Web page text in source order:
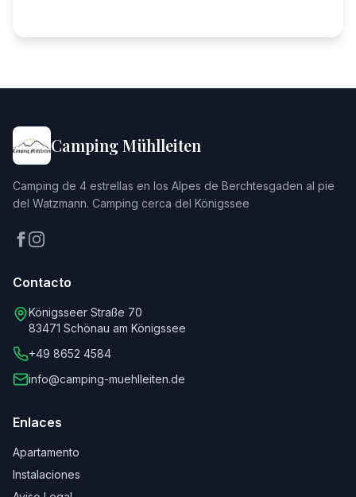
Camping Mühlleiten
Camping de 4 estrellas en los Alpes de Berchtesgaden al pie
del Watzmann. Camping cerca del Königssee
Contacto
Königsseer Straße 70
83471 Schönau am Königssee
+49 8652 4584
info@camping-muehlleiten.de
Enlaces
Apartamento
Instalaciones